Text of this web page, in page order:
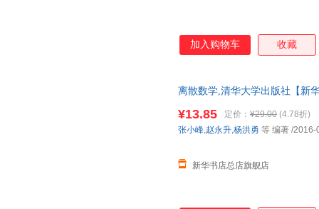
加入购物车 收藏
离散数学,清华大学出版社【新
¥13.85 定价： ¥29.00 (4.78折)
新华书店总店旗舰店
张小峰,赵永升,杨洪勇 等 编著 /2016-